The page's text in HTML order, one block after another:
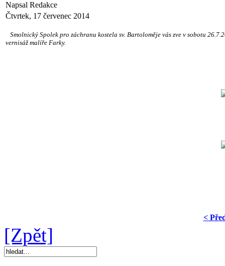
Napsal Redakce
Čtvrtek, 17 červenec 2014
Smolnický Spolek pro záchranu kostela sv. Bartoloměje vás zve v sobotu
vernisáž malíře Farky.
<
[Zpět]